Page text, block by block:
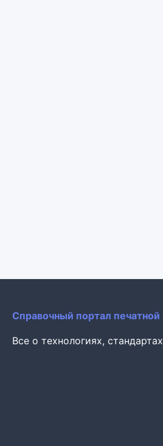
Справочный портал печатной
Все о технологиях,